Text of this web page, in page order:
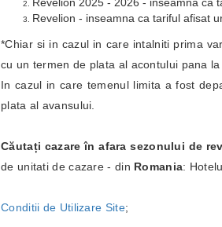
Revelion 2025 - 2026 - inseamna ca
Revelion - inseamna ca tariful afisat
*Chiar si in cazul in care intalniti prima
cu un termen de plata al acontului pana
In cazul in care temenul limita a fost
plata al avansului.
Căutați cazare în afara sezonului de
de unitati de cazare - din Romania:
Conditii de Utilizare Site;